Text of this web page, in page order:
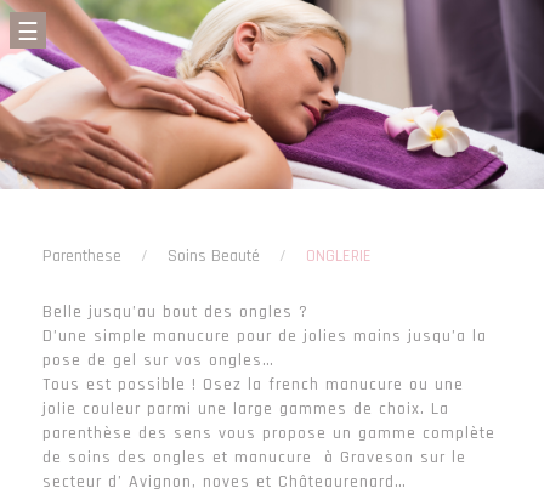
☰
Parenthese / Soins Beauté / ONGLERIE
Belle jusqu’au bout des ongles ?
D’une simple manucure pour de jolies mains jusqu’a la
pose de gel sur vos ongles…
Tous est possible ! Osez la french manucure ou une
jolie couleur parmi une large gammes de choix. La
parenthèse des sens vous propose un gamme complète
de soins des ongles et manucure à Graveson sur le
secteur d’ Avignon, noves et Châteaurenard…